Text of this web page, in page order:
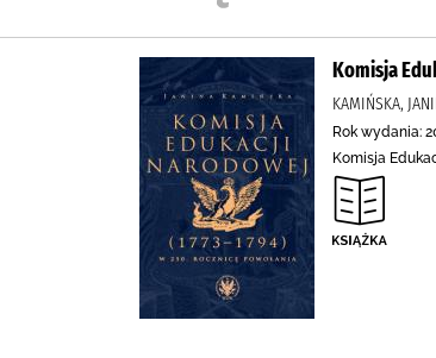
Komisja
KAMIŃSKA,
Rok wydania:
Komisja